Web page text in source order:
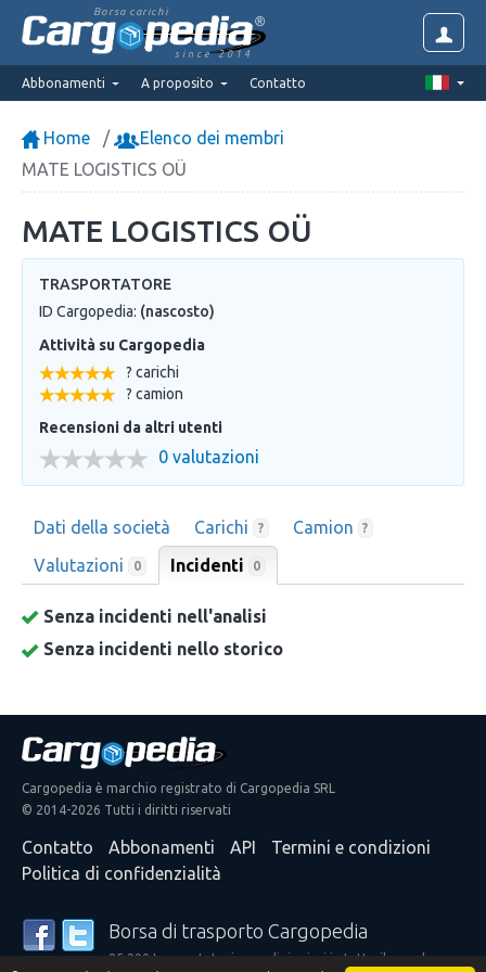
Borsa carichi
since 2014
Abbonamenti A proposito Contatto
Home
Elenco dei membri
MATE LOGISTICS OÜ
MATE LOGISTICS OÜ
TRASPORTATORE
ID Cargopedia: (nascosto)
Attività su Cargopedia
? carichi
? camion
Recensioni da altri utenti
0 valutazioni
Dati della società Carichi ? Camion ?
Valutazioni 0 Incidenti 0
Senza incidenti nell'analisi
Senza incidenti nello storico
Cargopedia è marchio registrato di Cargopedia SRL
© 2014-2026 Tutti i diritti riservati
Contatto Abbonamenti API
Termini e condizioni
Politica di confidenzialità
Borsa di trasporto Cargopedia
25.299 trasportatori e spedizionieri in tutto il mondo